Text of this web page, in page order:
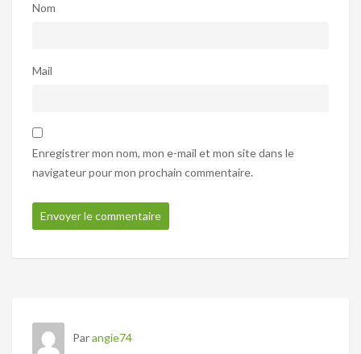
Nom
Mail
Enregistrer mon nom, mon e-mail et mon site dans le
navigateur pour mon prochain commentaire.
Parangie74